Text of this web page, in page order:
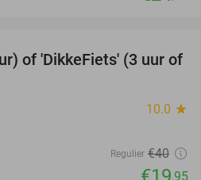
50%
of 'DikkeFiets' (3 uur of
10.0 star
Regulier €40
,95